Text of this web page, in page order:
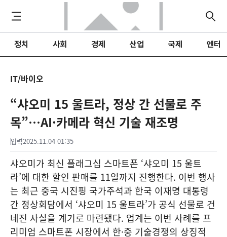
정치 사회 경제 산업 국제 엔터
IT/바이오
“샤오미 15 울트라, 정상 간 선물로 주
목”…AI·카메라 혁신 기술 재조명
입력2025.11.04 01:35
샤오미가 최신 플래그십 스마트폰 ‘샤오미 15 울트
라’에 대한 할인 판매를 11일까지 진행한다. 이번 행사
는 최근 중국 시진핑 국가주석과 한국 이재명 대통령
간 정상회담에서 ‘샤오미 15 울트라’가 공식 선물로 건
네진 사실을 계기로 마련됐다. 업계는 이번 사례를 프
리미엄 스마트폰 시장에서 한·중 기술경쟁의 상징적